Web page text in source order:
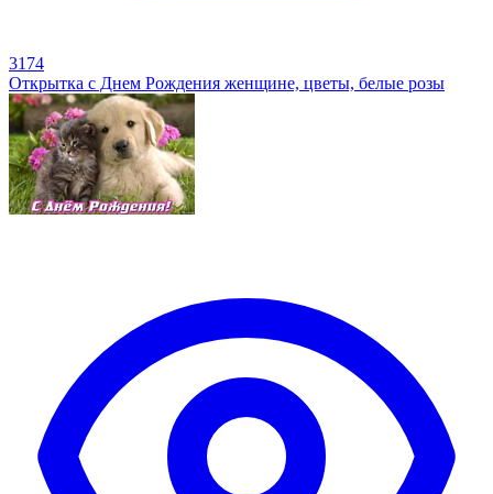
3174
Открытка с Днем Рождения женщине, цветы, белые розы